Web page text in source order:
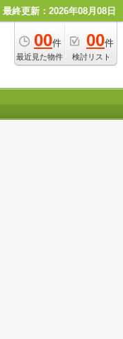
最終更新：2026年08月08日
00件
最近見た物件
00件
検討リスト